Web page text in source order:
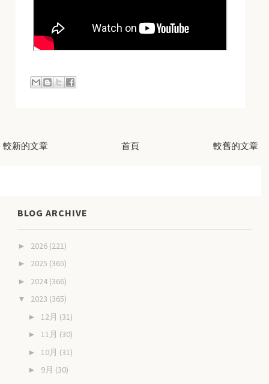
較新的文章 較舊的文章
首頁
BLOG ARCHIVE
► 2026 (221)
► 2025 (365)
► 2024 (366)
▼ 2023 (365)
► 12月 (31)
► 11月 (30)
► 10月 (31)
► 9月 (30)